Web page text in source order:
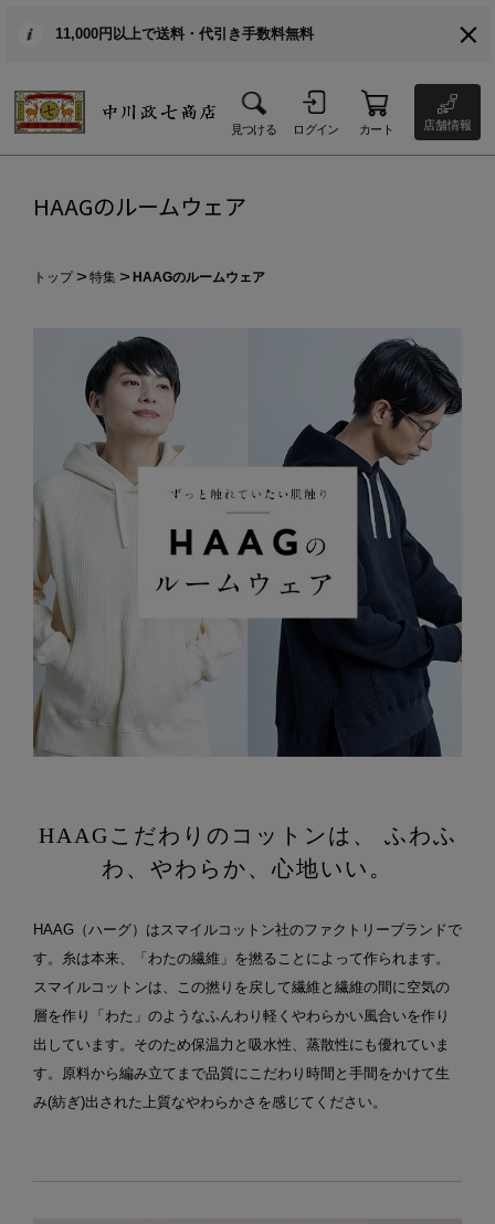
11,000円以上で送料・代引き手数料無料
見つける ログイン カート 店舗情報
HAAGのルームウェア
トップ 特集 HAAGのルームウェア
HAAGこだわりのコットンは、
ふわふ
わ、やわらか、心地いい。
HAAG（ハーグ）はスマイルコットン社のファクトリーブランドで
す。糸は本来、「わたの繊維」を撚ることによって作られます。
スマイルコットンは、この撚りを戻して繊維と繊維の間に空気の
層を作り「わた」のようなふんわり軽くやわらかい風合いを作り
出しています。そのため保温力と吸水性、蒸散性にも優れていま
す。原料から編み立てまで品質にこだわり時間と手間をかけて生
み(紡ぎ)出された上質なやわらかさを感じてください。